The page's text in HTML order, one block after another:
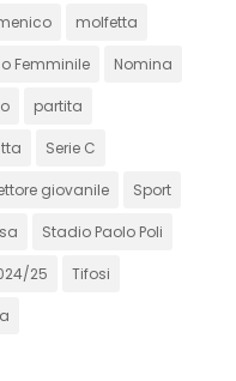
molfetta
Femminile Nomina
partita
Serie C
giovanile Sport
Stadio Paolo Poli
25 Tifosi